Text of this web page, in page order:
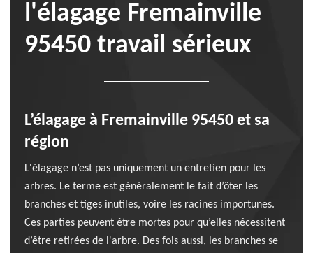
l'élagage Fremainville
95450 travail sérieux
L’élagage à Fremainville 95450 et sa
région
L'élagage n’est pas uniquement un entretien pour les
arbres. Le terme est généralement le fait d’ôter les
branches et tiges inutiles, voire les racines importunes.
Ces parties peuvent être mortes pour qu’elles nécessitent
d’être retirées de l'arbre. Des fois aussi, les branches se